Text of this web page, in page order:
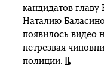
кандидатов главу
Наталию
появилось видео
нетрезвая
полиции.